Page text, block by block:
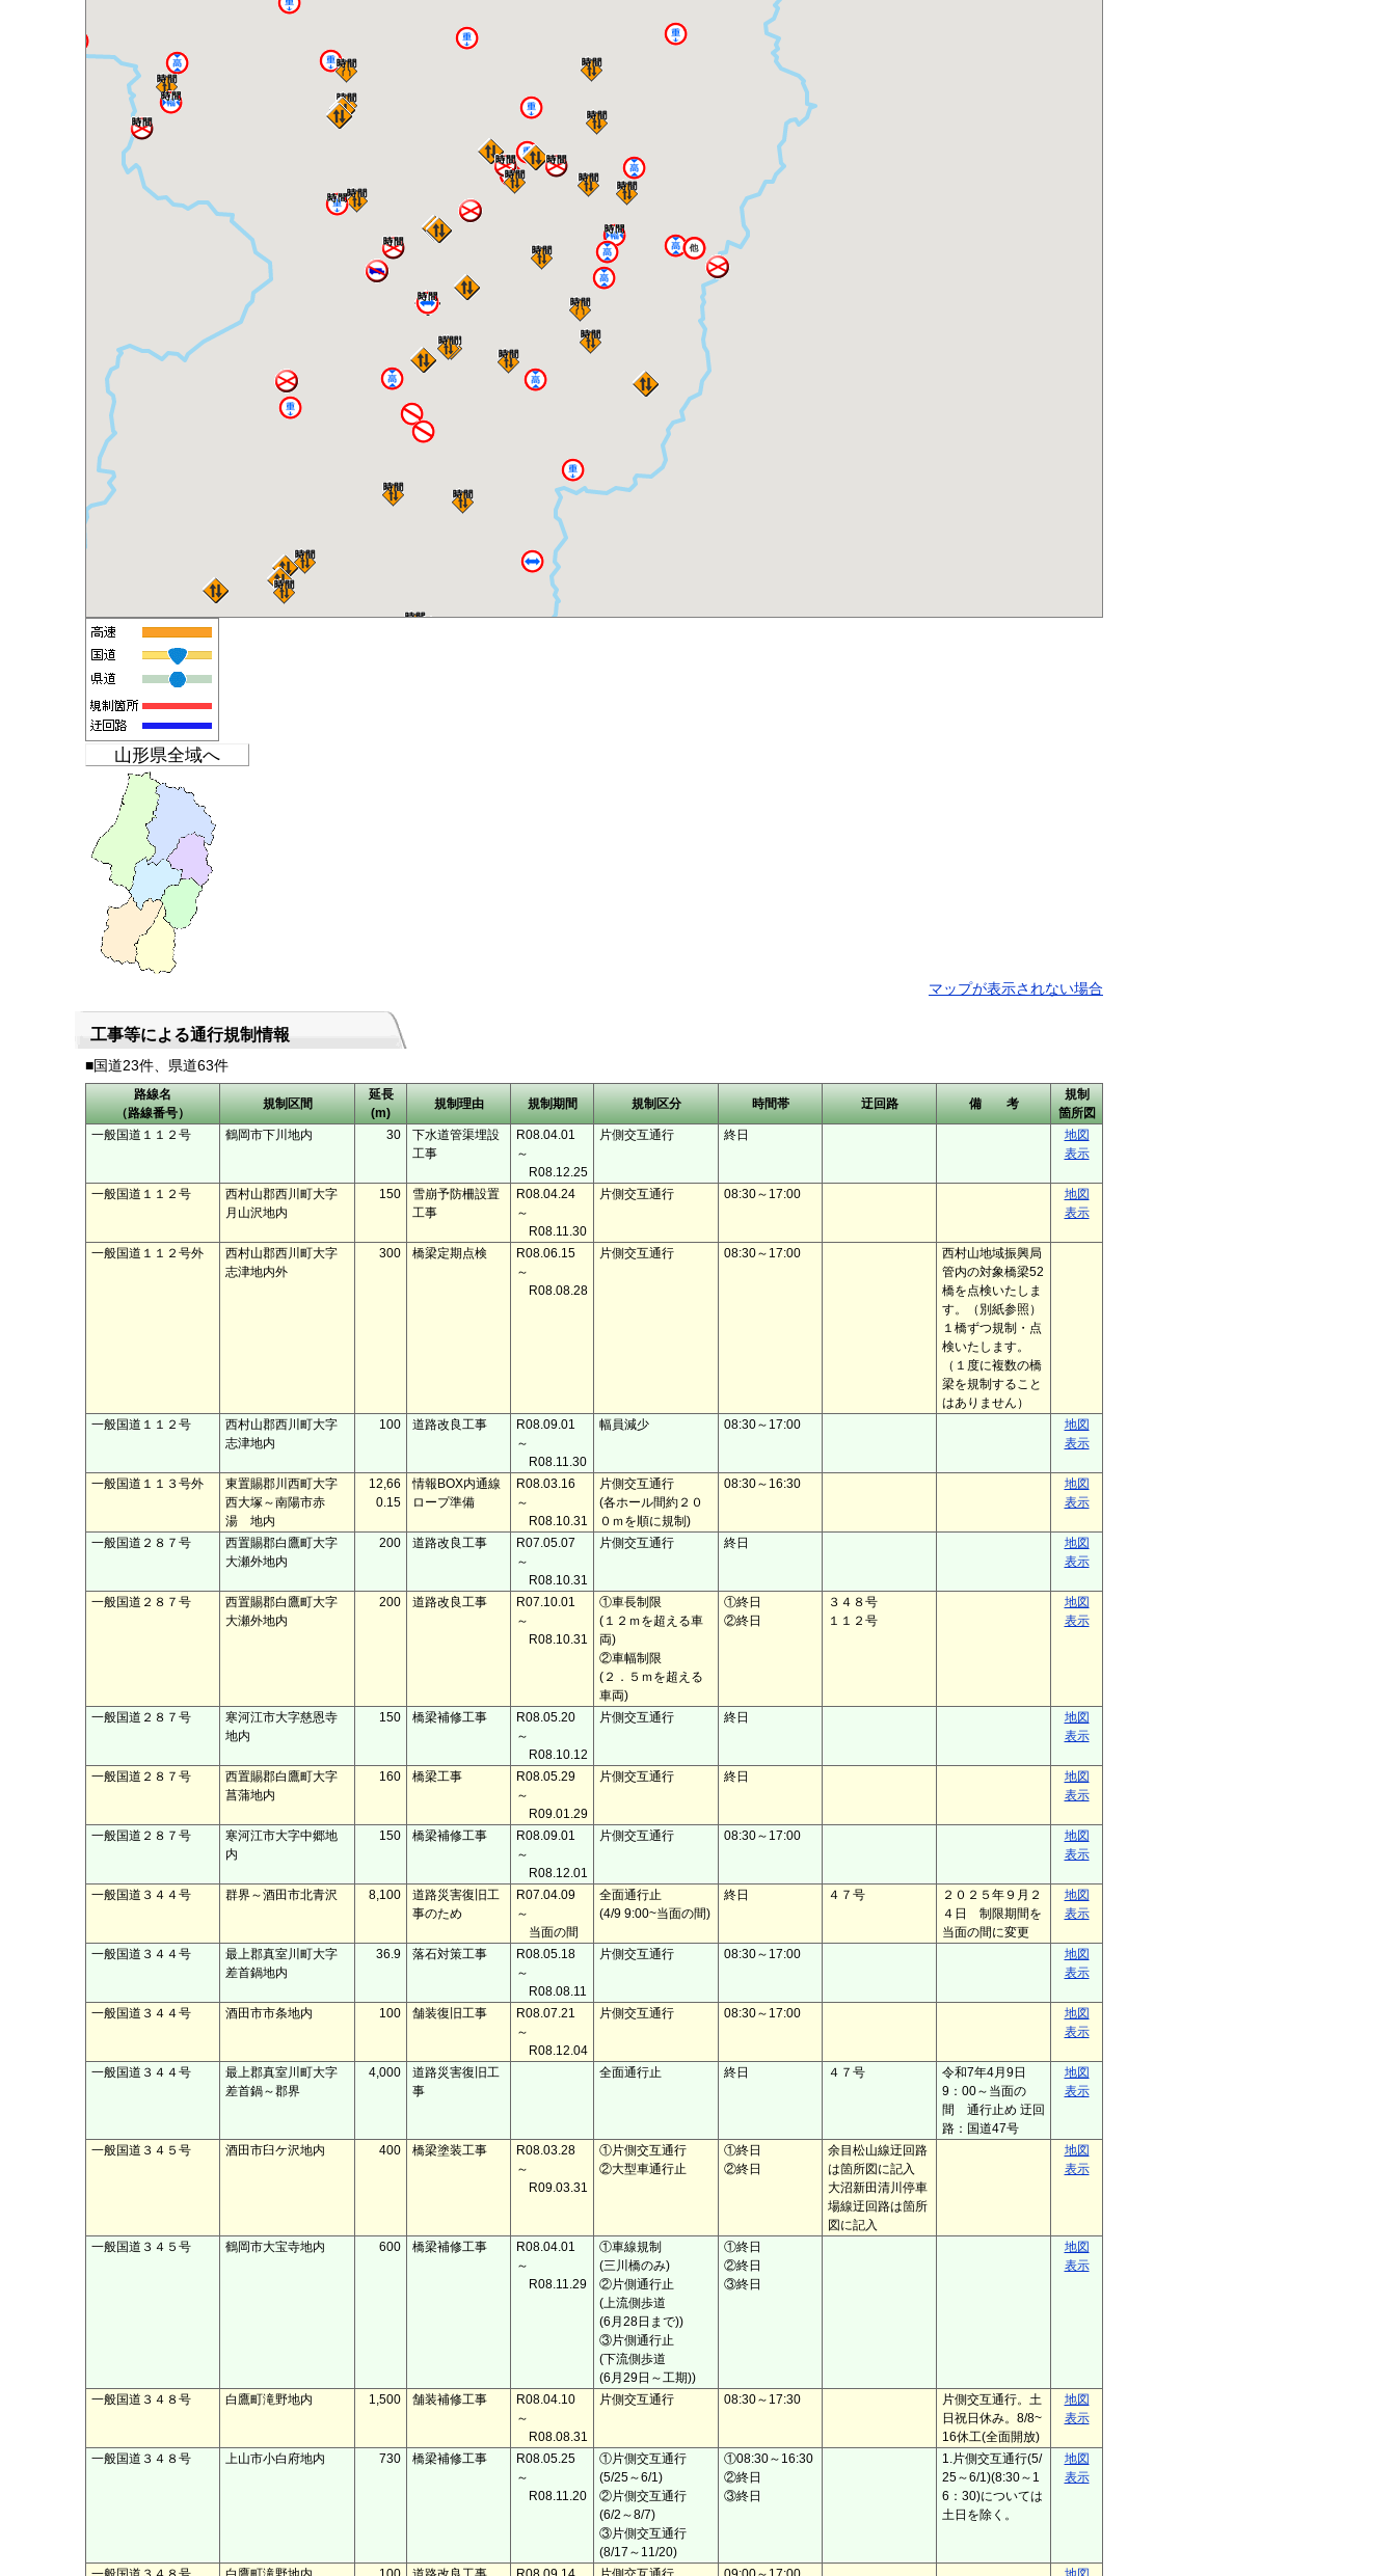
山形県全域へ
マップが表示されない場合
工事等による通行規制情報
■国道23件、県道63件
路線名
（路線番号）
規制区間
延長
(m)
規制理由 規制期間 規制区分 時間帯 迂回路 備 考
規制
箇所図
一般国道１１２号
鶴岡市下川地内 30
下水道管渠埋設
工事
R08.04.01
～
R08.12.25
片側交互通行 終日
地図
表示
一般国道１１２号
西村山郡西川町大字
月山沢地内
150
雪崩予防柵設置
工事
R08.04.24
～
R08.11.30
片側交互通行 08:30～17:00
地図
表示
一般国道１１２号外
西村山郡西川町大字
志津地内外
300 橋梁定期点検
R08.06.15
～
R08.08.28
片側交互通行 08:30～17:00
西村山地域振興局
管内の対象橋梁52
橋を点検いたしま
す。（別紙参照）
１橋ずつ規制・点
検いたします。
（１度に複数の橋
梁を規制すること
はありません）
一般国道１１２号
西村山郡西川町大字
志津地内
100 道路改良工事
R08.09.01
～
R08.11.30
幅員減少 08:30～17:00
地図
表示
一般国道１１３号外
東置賜郡川西町大字
西大塚～南陽市赤
湯 地内
12,66
0.15
情報BOX内通線
ロープ準備
R08.03.16
～
R08.10.31
片側交互通行
(各ホール間約２０
０ｍを順に規制)
08:30～16:30
地図
表示
一般国道２８７号
西置賜郡白鷹町大字
大瀬外地内
200 道路改良工事
R07.05.07
～
R08.10.31
片側交互通行 終日
地図
表示
一般国道２８７号
西置賜郡白鷹町大字
大瀬外地内
200 道路改良工事
R07.10.01
～
R08.10.31
①車長制限
(１２ｍを超える車
両)
②車幅制限
(２．５ｍを超える
車両)
①終日
②終日
３４８号
１１２号
地図
表示
一般国道２８７号
寒河江市大字慈恩寺
地内
150 橋梁補修工事
R08.05.20
～
R08.10.12
片側交互通行 終日
地図
表示
一般国道２８７号
西置賜郡白鷹町大字
菖蒲地内
160 橋梁工事
R08.05.29
～
R09.01.29
片側交互通行 終日
地図
表示
一般国道２８７号
寒河江市大字中郷地
内
150 橋梁補修工事
R08.09.01
～
R08.12.01
片側交互通行 08:30～17:00
地図
表示
一般国道３４４号 群界～酒田市北青沢 8,100
道路災害復旧工
事のため
R07.04.09
～
当面の間
全面通行止
(4/9 9:00~当面の間)
終日 ４７号
２０２５年９月２
４日 制限期間を
当面の間に変更
地図
表示
一般国道３４４号
最上郡真室川町大字
差首鍋地内
36.9 落石対策工事
R08.05.18
～
R08.08.11
片側交互通行 08:30～17:00
地図
表示
一般国道３４４号 酒田市市条地内 100 舗装復旧工事
R08.07.21
～
R08.12.04
片側交互通行 08:30～17:00
地図
表示
一般国道３４４号
最上郡真室川町大字
差首鍋～郡界
4,000
道路災害復旧工
事
全面通行止 終日 ４７号
令和7年4月9日
9：00～当面の
間 通行止め 迂回
路：国道47号
地図
表示
一般国道３４５号 酒田市臼ケ沢地内 400 橋梁塗装工事
R08.03.28
～
R09.03.31
①片側交互通行
②大型車通行止
①終日
②終日
余目松山線迂回路
は箇所図に記入
大沼新田清川停車
場線迂回路は箇所
図に記入
地図
表示
一般国道３４５号 鶴岡市大宝寺地内 600 橋梁補修工事
R08.04.01
～
R08.11.29
①車線規制
(三川橋のみ)
②片側通行止
(上流側歩道
(6月28日まで))
③片側通行止
(下流側歩道
(6月29日～工期))
①終日
②終日
③終日
地図
表示
一般国道３４８号 白鷹町滝野地内 1,500 舗装補修工事
R08.04.10
～
R08.08.31
片側交互通行 08:30～17:30
片側交互通行。土
日祝日休み。8/8~
16休工(全面開放)
地図
表示
一般国道３４８号 上山市小白府地内 730 橋梁補修工事
R08.05.25
～
R08.11.20
①片側交互通行
(5/25～6/1)
②片側交互通行
(6/2～8/7)
③片側交互通行
(8/17～11/20)
①08:30～16:30
②終日
③終日
1.片側交互通行(5/
25～6/1)(8:30～1
6：30)については
土日を除く。
地図
表示